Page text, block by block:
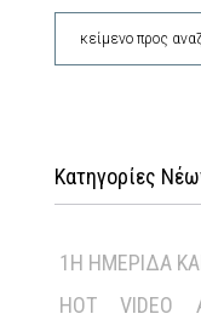
Κατηγορίες
1Η ΗΜΕΡΊΔΑ
HOT
VIDEO